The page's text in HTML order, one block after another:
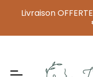
Livraison